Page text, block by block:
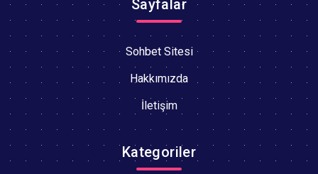
Sayfalar
Sohbet Sitesi
Hakkımızda
İletişim
Kategoriler